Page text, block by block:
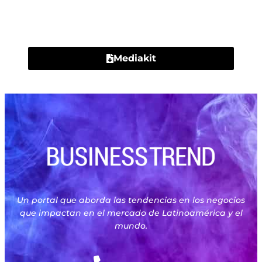
Mediakit
Un portal que aborda las tendencias en los negocios
que impactan en el mercado de Latinoamérica y el
mundo.